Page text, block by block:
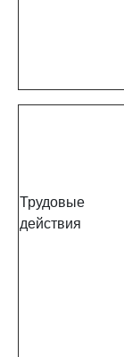
Трудовые
действия